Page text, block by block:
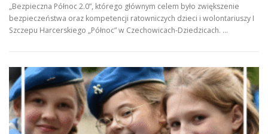
„Bezpieczna Północ 2.0”, którego głównym celem było zwiększenie
bezpieczeństwa oraz kompetencji ratowniczych dzieci i wolontariuszy I
Szczepu Harcerskiego „Północ” w Czechowicach-Dziedzicach. …